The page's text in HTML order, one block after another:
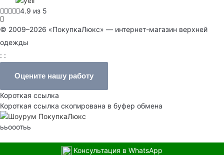
4.9 из 5
© 2009–2026 «ПокупкаЛюкс» — интернет-магазин верхней
одежды
: :
Оцените нашу работу
Короткая ссылка
Короткая ссылка скопирована в буфер обмена
ььооотьь
Консультация в WhatsApp